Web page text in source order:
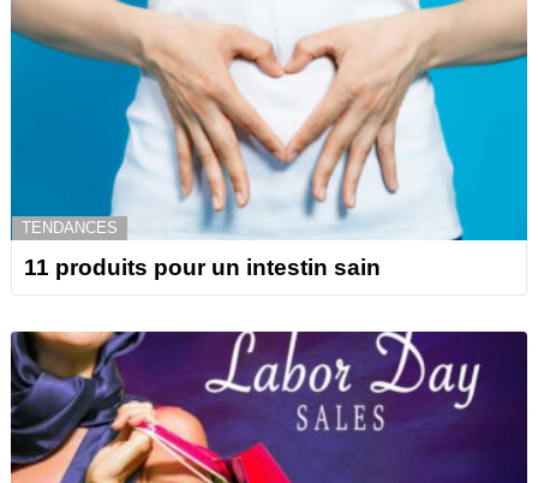
TENDANCES
11 produits pour un intestin sain